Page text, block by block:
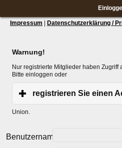
Impressum Datenschutzerklärung /
Warnung!
Nur registrierte Mitglieder haben Zugriff
Bitte einloggen oder
registrieren Sie einen
Union.
Benutzername: